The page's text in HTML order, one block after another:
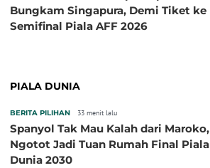
Bungkam Singapura, Demi Tiket ke
Semifinal Piala AFF 2026
PIALA DUNIA
BERITA PILIHAN 33 menit lalu
Spanyol Tak Mau Kalah dari Maroko,
Ngotot Jadi Tuan Rumah Final Piala
Dunia 2030